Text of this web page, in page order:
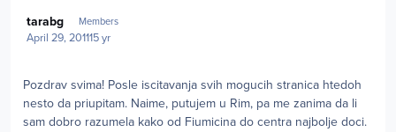
tarabg Members
April 29, 201115 yr
Pozdrav svima! Posle iscitavanja svih mogucih stranica htedoh
nesto da priupitam. Naime, putujem u Rim, pa me zanima da li
sam dobro razumela kako od Fiumicina do centra najbolje doci.